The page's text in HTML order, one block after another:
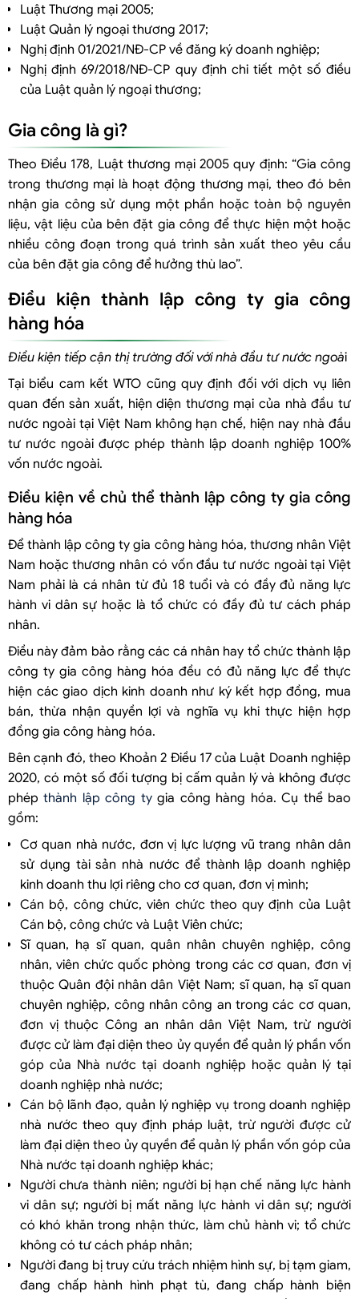
Đối với công ty có vốn đầu tư nước ngoài
Thủ tục thành lập công ty có vốn đầu tư nước ngoài
Hồ sơ xin cấp Giấy chứng nhận đầu tư bao gồm:
Hồ sơ xin cấp Giấy chứng nhận đăng ký doanh nghiệp có vốn đầu tư
Luật Thương mại 2005;
Luật Quản lý ngoại thương 2017;
Nghị định 01/2021/NĐ-CP về đăng ký doanh nghiệp;
Nghị định 69/2018/NĐ-CP quy định chi tiết một số điều
của Luật quản lý ngoại thương;
Gia công là gì?
Theo Điều 178, Luật thương mại 2005 quy định: “Gia công
trong thương mại là hoạt động thương mại, theo đó bên
nhận gia công sử dụng một phần hoặc toàn bộ nguyên
liệu, vật liệu của bên đặt gia công để thực hiện một hoặc
nhiều công đoạn trong quá trình sản xuất theo yêu cầu
của bên đặt gia công để hưởng thù lao”.
Điều kiện thành lập công ty gia công
hàng hóa
Điều kiện tiếp cận thị trường đối với nhà đầu tư nước ngoài
Tại biểu cam kết WTO cũng quy định đối với dịch vụ liên
quan đến sản xuất, hiện diện thương mại của nhà đầu tư
nước ngoài tại Việt Nam không hạn chế, hiện nay nhà đầu
tư nước ngoài được phép thành lập doanh nghiệp 100%
vốn nước ngoài.
Điều kiện về chủ thể thành lập công ty gia công
hàng hóa
Để thành lập công ty gia công hàng hóa, thương nhân Việt
Nam hoặc thương nhân có vốn đầu tư nước ngoài tại Việt
Nam phải là cá nhân từ đủ 18 tuổi và có đầy đủ năng lực
hành vi dân sự hoặc là tổ chức có đầy đủ tư cách pháp
nhân.
Điều này đảm bảo rằng các cá nhân hay tổ chức thành lập
công ty gia công hàng hóa đều có đủ năng lực để thực
hiện các giao dịch kinh doanh như ký kết hợp đồng, mua
bán, thừa nhận quyền lợi và nghĩa vụ khi thực hiện hợp
đồng gia công hàng hóa.
Bên cạnh đó, theo Khoản 2 Điều 17 của Luật Doanh nghiệp
2020, có một số đối tượng bị cấm quản lý và không được
phépthành lập công tygia công hàng hóa. Cụ thể bao
gồm:
Cơ quan nhà nước, đơn vị lực lượng vũ trang nhân dân
sử dụng tài sản nhà nước để thành lập doanh nghiệp
kinh doanh thu lợi riêng cho cơ quan, đơn vị mình;
Cán bộ, công chức, viên chức theo quy định của Luật
Cán bộ, công chức và Luật Viên chức;
Sĩ quan, hạ sĩ quan, quân nhân chuyên nghiệp, công
nhân, viên chức quốc phòng trong các cơ quan, đơn vị
thuộc Quân đội nhân dân Việt Nam; sĩ quan, hạ sĩ quan
chuyên nghiệp, công nhân công an trong các cơ quan,
đơn vị thuộc Công an nhân dân Việt Nam, trừ người
được cử làm đại diện theo ủy quyền để quản lý phần vốn
góp của Nhà nước tại doanh nghiệp hoặc quản lý tại
doanh nghiệp nhà nước;
Cán bộ lãnh đạo, quản lý nghiệp vụ trong doanh nghiệp
nhà nước theo quy định pháp luật, trừ người được cử
làm đại diện theo ủy quyền để quản lý phần vốn góp của
Nhà nước tại doanh nghiệp khác;
Người chưa thành niên; người bị hạn chế năng lực hành
vi dân sự; người bị mất năng lực hành vi dân sự; người
có khó khăn trong nhận thức, làm chủ hành vi; tổ chức
không có tư cách pháp nhân;
Người đang bị truy cứu trách nhiệm hình sự, bị tạm giam,
đang chấp hành hình phạt tù, đang chấp hành biện